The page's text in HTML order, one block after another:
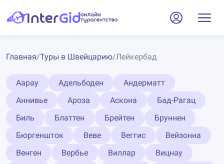
Главная/Туры в Швейцарию/Лейкербад
Аарау Адельбоден
Андерматт
Аннивье
Ароза Аскона
Бад-Рагац
Биль
Блаттен Брейтен
Бруннен
Бюргеншток
Веве Веггис
Вейзонна
Венген
Вербье Виллар
Вицнау